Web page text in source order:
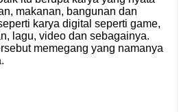
makanan, bangunan dan
karya digital seperti game,
lagu, video dan sebagainya.
memegang yang namanya